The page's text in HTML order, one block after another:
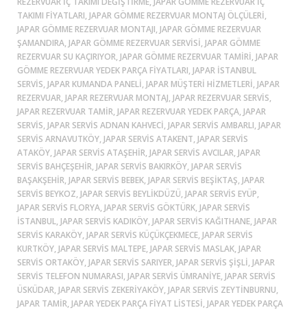
TAKIMI FIYATLARI, JAPAR GÖMME REZERVUAR MONTAJ ÖLÇÜLERI,
JAPAR GÖMME REZERVUAR MONTAJI, JAPAR GÖMME REZERVUAR
ŞAMANDIRA, JAPAR GÖMME REZERVUAR SERVISI, JAPAR GÖMME
REZERVUAR SU KAÇIRIYOR, JAPAR GÖMME REZERVUAR TAMIRI, JAPAR
GÖMME REZERVUAR YEDEK PARÇA FIYATLARI, JAPAR ISTANBUL
SERVIS, JAPAR KUMANDA PANELI, JAPAR MÜŞTERI HIZMETLERI, JAPAR
REZERVUAR, JAPAR REZERVUAR MONTAJ, JAPAR REZERVUAR SERVIS,
JAPAR REZERVUAR TAMIR, JAPAR REZERVUAR YEDEK PARÇA, JAPAR
SERVIS, JAPAR SERVIS ADNAN KAHVECI, JAPAR SERVIS AMBARLI, JAPAR
SERVIS ARNAVUTKÖY, JAPAR SERVIS ATAKENT, JAPAR SERVIS
ATAKÖY, JAPAR SERVIS ATAŞEHIR, JAPAR SERVIS AVCILAR, JAPAR
SERVIS BAHÇEŞEHIR, JAPAR SERVIS BAKIRKÖY, JAPAR SERVIS
BAŞAKŞEHIR, JAPAR SERVIS BEBEK, JAPAR SERVIS BEŞIKTAŞ, JAPAR
SERVIS BEYKOZ, JAPAR SERVIS BEYLIKDÜZÜ, JAPAR SERVIS EYÜP,
JAPAR SERVIS FLORYA, JAPAR SERVIS GÖKTÜRK, JAPAR SERVIS
ISTANBUL, JAPAR SERVIS KADIKÖY, JAPAR SERVIS KAĞITHANE, JAPAR
SERVIS KARAKÖY, JAPAR SERVIS KÜÇÜKÇEKMECE, JAPAR SERVIS
KURTKÖY, JAPAR SERVIS MALTEPE, JAPAR SERVIS MASLAK, JAPAR
SERVIS ORTAKÖY, JAPAR SERVIS SARIYER, JAPAR SERVIS ŞIŞLI, JAPAR
SERVIS TELEFON NUMARASI, JAPAR SERVIS ÜMRANIYE, JAPAR SERVIS
ÜSKÜDAR, JAPAR SERVIS ZEKERIYAKÖY, JAPAR SERVIS ZEYTINBURNU,
JAPAR TAMIR, JAPAR YEDEK PARÇA FIYAT LISTESI, JAPAR YEDEK PARÇA